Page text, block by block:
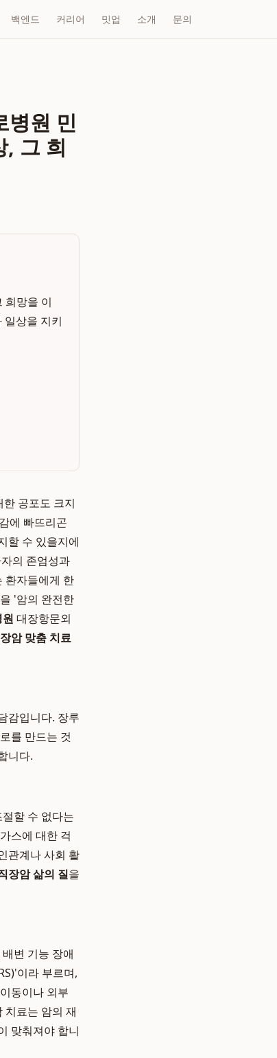
백엔드 커리어 밋업 소개 문의
병원 민
, 그 희
희망을 이
일상을 지키
공포도 크지
에 빠뜨리곤
할 수 있을지에
의 존엄성과
환자들에게 한
'암의 완전한
대장항문외
암 맞춤 치료
감입니다. 장루
를 만드는 것
니다.
할 수 없다는
스에 대한 걱
관계나 사회 활
장암 삶의 질을
변 기능 장애
이라 부르며,
동이나 외부
치료는 암의 재
맞춰져야 합니